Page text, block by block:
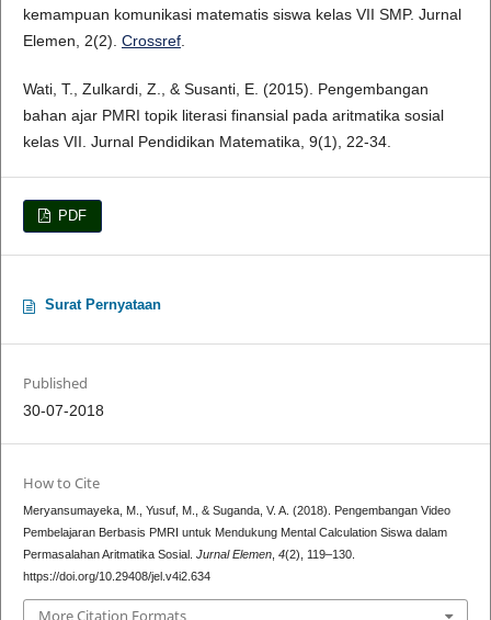
kemampuan komunikasi matematis siswa kelas VII SMP. Jurnal
Elemen, 2(2). Crossref.
Wati, T., Zulkardi, Z., & Susanti, E. (2015). Pengembangan
bahan ajar PMRI topik literasi finansial pada aritmatika sosial
kelas VII. Jurnal Pendidikan Matematika, 9(1), 22-34.
PDF
Surat Pernyataan
Published
30-07-2018
How to Cite
Meryansumayeka, M., Yusuf, M., & Suganda, V. A. (2018). Pengembangan Video
Pembelajaran Berbasis PMRI untuk Mendukung Mental Calculation Siswa dalam
Permasalahan Aritmatika Sosial. Jurnal Elemen, 4(2), 119–130.
https://doi.org/10.29408/jel.v4i2.634
More Citation Formats